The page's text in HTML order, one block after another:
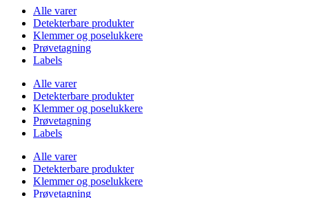
Alle varer
Detekterbare produkter
Klemmer og poselukkere
Prøvetagning
Labels
Alle varer
Detekterbare produkter
Klemmer og poselukkere
Prøvetagning
Labels
Alle varer
Detekterbare produkter
Klemmer og poselukkere
Prøvetagning